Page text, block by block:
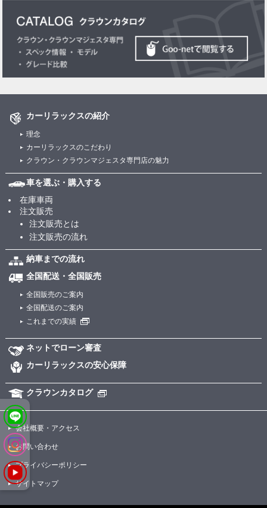
カーリラックスの紹介
理念
カーリラックスのこだわり
クラウン・クラウンマジェスタ専門店の魅力
車を選ぶ・購入する
在庫車両
注文販売
注文販売とは
注文販売の流れ
納車までの流れ
全国配送・全国販売
全国販売のご案内
全国配送のご案内
これまでの実績
ネットでローン審査
カーリラックスの安心保障
クラウンカタログ
会社概要・アクセス
お問い合わせ
プライバシーポリシー
サイトマップ